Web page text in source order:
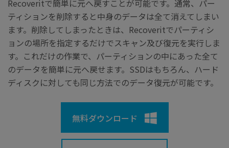
Recoveritで簡単に元へ戻すことが可能です。通常、パー
ティションを削除すると中身のデータは全て消えてしまい
ます。削除してしまったときは、Recoveritでパーティシ
ョンの場所を指定するだけでスキャン及び復元を実行しま
す。これだけの作業で、パーティションの中にあった全て
のデータを簡単に元へ戻せます。SSDはもちろん、ハード
ディスクに対しても同じ方法でのデータ復元が可能です。
無料ダウンロード